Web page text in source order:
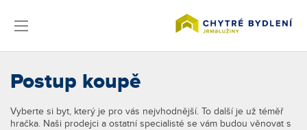
Postup koupě
Vyberte si byt, který je pro vás nejvhodnější. To další je už téměř
hračka. Naši prodejci a ostatní specialisté se vám budou věnovat s